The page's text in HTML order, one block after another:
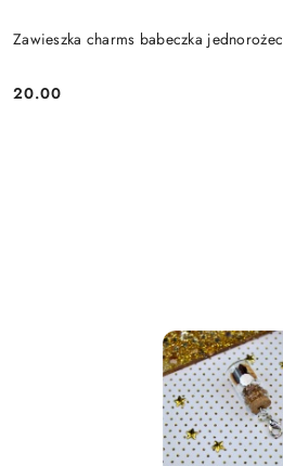
Zawieszka charms babeczka jednorożec
Cena:
20.00